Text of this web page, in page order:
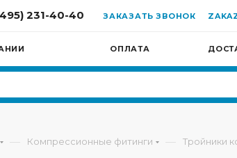
231-40-40 ЗАКАЗАТЬ ЗВОНОК
ОПЛАТА
— Компрессионные фитинги — Тройники